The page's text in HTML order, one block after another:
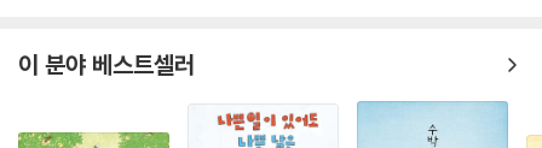
이 분야 베스트셀러